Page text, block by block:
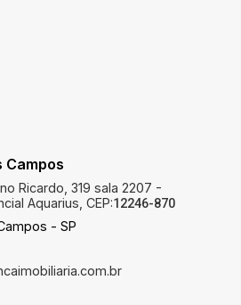
quem busca um imóvel
localização e grande
Campos
Ricardo, 319 sala 2207 -
Aquarius, CEP:12246-870
- SP